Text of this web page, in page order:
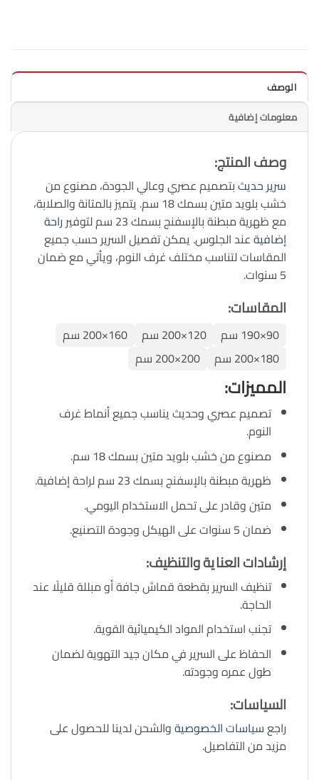
الوصف
معلومات إضافية
وصف المنتج:
سرير حديثبتصميم عصري وعالي الجودة، مصنوع من
خشب بلويد متين بسمك 18 سم. يتميز بالمتانة والصلابة،
مع ظهرية مبطنة بالإسفنج بسمك 23 سم لتوفير
راحة
إضافيةعند الجلوس. يمكن تفصيل السرير حسب جميع
المقاسات لتناسب مختلف غرف النوم، ويأتي مع ضمان
5 سنوات.
المقاسات:
90×190 سم 120×200 سم
160×200 سم
180×200 سم
200×200 سم
المميزات:
تصميم عصري وحديث يناسب جميع أنماط غرف
النوم.
مصنوع من خشب بلويد متين بسمك 18 سم.
ظهرية مبطنة بالإسفنج بسمك 23 سم لراحة إضافية.
متين وقادر على تحمل الاستخدام اليومي.
ضمان 5 سنوات على الهيكل وجودة التصنيع.
إرشادات العناية والتنظيف:
تنظيف السرير بقطعة قماش جافة أو مبللة قليلًا عند
الحاجة.
تجنب استخدام المواد الكيميائية القوية.
الحفاظ على السرير في مكان جيد التهوية لضمان
طول عمره وجودته.
السياسات:
راجعسياسات الخصوصيةوالشحن لدينا للحصول على
مزيد من التفاصيل.